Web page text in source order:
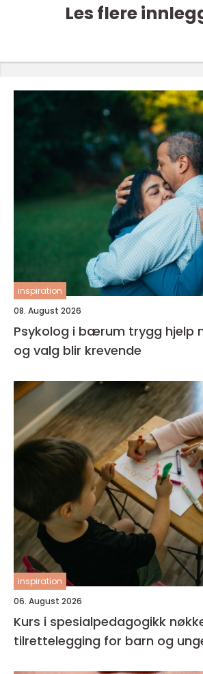
Les flere
inspiration
08. August 2026
Psykolog i bærum trygg hjelp når relasjoner
og valg blir krevende
inspiration
06. August 2026
Kurs i spesialpedagogikk nøkkelen til bedre
tilrettelegging for barn og